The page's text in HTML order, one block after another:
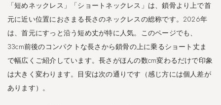
の
目
安
（
3
3
〜
4
0
「短めネックレス」「ショートネックレス」は、鎖骨より上で首
元に近い位置におさまる長さのネックレスの総称です。2026年
は、首元にすっと沿う短め丈が特に人気。このページでも、
33cm前後のコンパクトな長さから鎖骨の上に乗るショート丈ま
で幅広くご紹介しています。長さがほんの数cm変わるだけで印象
は大きく変わります。目安は次の通りです（感じ方には個人差が
あります）。